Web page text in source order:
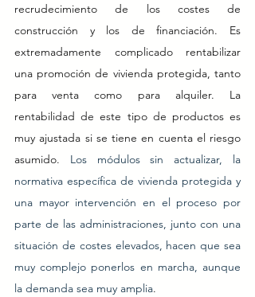
recrudecimiento de los costes de
construcción y los de financiación. Es
extremadamente complicado rentabilizar
una promoción de vivienda protegida, tanto
para venta como para alquiler. La
rentabilidad de este tipo de productos es
muy ajustada si se tiene en cuenta el riesgo
asumido. Los módulos sin actualizar, la
normativa específica de vivienda protegida y
una mayor intervención en el proceso por
parte de las administraciones, junto con una
situación de costes elevados, hacen que sea
muy complejo ponerlos en marcha, aunque
la demanda sea muy amplia.